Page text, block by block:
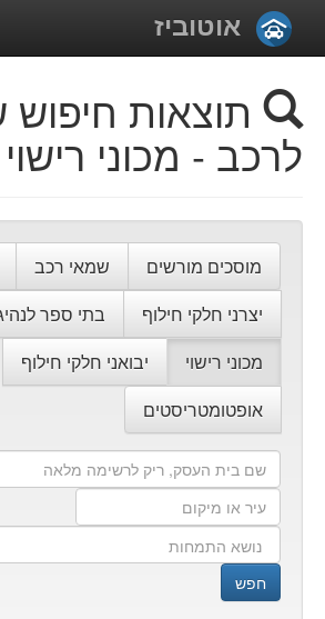
אוטוביז
תוצאות חיפוש
לרכב - מכוני רישוי
מוסכים מורשים שמאי רכב
יצרני חלקי חילוף
בתי ספר
מכוני רישוי
יבואני חלקי חילוף
אופטומטריסטים
שם
בית
העסקעיר
או
מיקום
נושא
התמחות
חפש